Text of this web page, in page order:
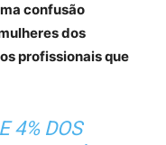
confusão
dos
profissionais que
4% DOS